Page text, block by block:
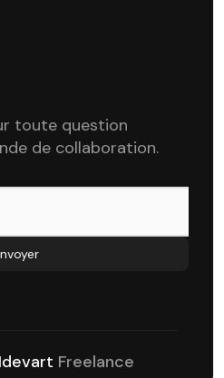
toute question
de collaboration.
Idevart Freelance